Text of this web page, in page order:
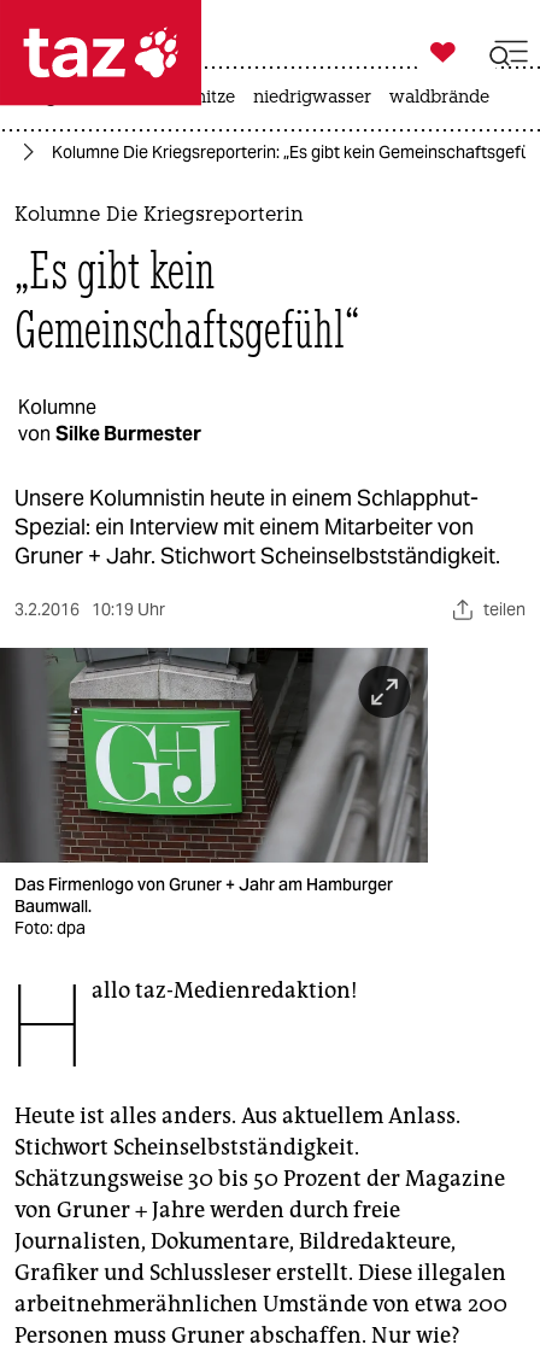
 taz zahl ich
taz zahl ich
themen
politik
öko
kultur
sport
berlin
nord
wahrheit
verlag
verlag
veranstaltungen
fragen & hilfe
unterstützen
abo

taz zahl ich
hitze niedrigwasser waldbrände
Kolumne Die Kriegsreporterin: „Es gibt kein
Kolumne Die Kriegsreporterin
„Es gibt kein
Gemeinschaftsgefühl“
Kolumne
von Silke Burmester
Unsere Kolumnistin heute in einem Schlapphut-
Spezial: ein Interview mit einem Mitarbeiter von
Gruner + Jahr. Stichwort Scheinselbstständigkeit.
3.2.2016 10:19 Uhr teilen
Das Firmenlogo von Gruner + Jahr am Hamburger
Baumwall.
Foto: dpa
H allo taz-Medienredaktion!
Heute ist alles anders. Aus aktuellem Anlass.
Stichwort Scheinselbstständigkeit.
Schätzungsweise 30 bis 50 Prozent der Magazine
von Gruner + Jahre werden durch freie
Journalisten, Dokumentare, Bildredakteure,
Grafiker und Schlussleser erstellt. Diese illegalen
arbeitnehmerähnlichen Umstände von etwa 200
Personen muss Gruner abschaffen. Nur wie?